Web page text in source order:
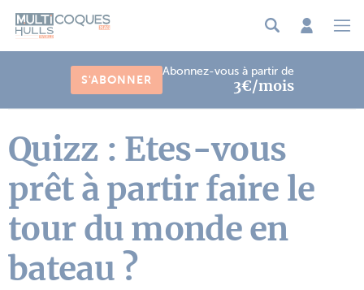
S'ABONNER
Abonnez-vous à partir de
3€/mois
Quizz : Etes-vous
prêt à partir faire le
tour du monde en
bateau ?